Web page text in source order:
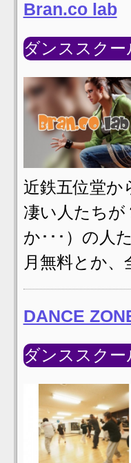
Bran.co lab
ダンススクー
近鉄五位堂か
凄い人たちが
か･･･）の人
月無料とか
DANCE
ダンススクー